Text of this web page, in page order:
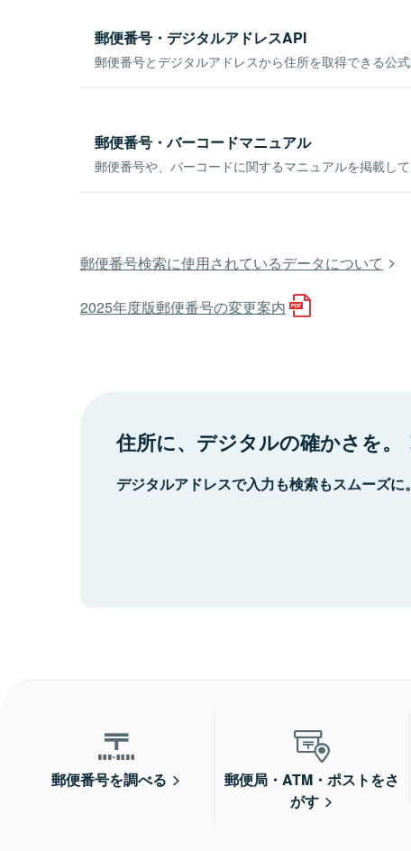
郵便番号・デジタルアドレスAPI
郵便番号とデジタルアドレスから住所を取得できる公式
郵便番号・バーコードマニュアル
郵便番号や、バーコードに関するマニュアルを掲載して
郵便番号検索に使用されているデータについて
2025年度版郵便番号の変更案内
住所に、デジタルの確かさを。
デジタルアドレスで入力も検索もスムーズに。
郵便番号を調べる
郵便局・ATM・ポストをさ
がす